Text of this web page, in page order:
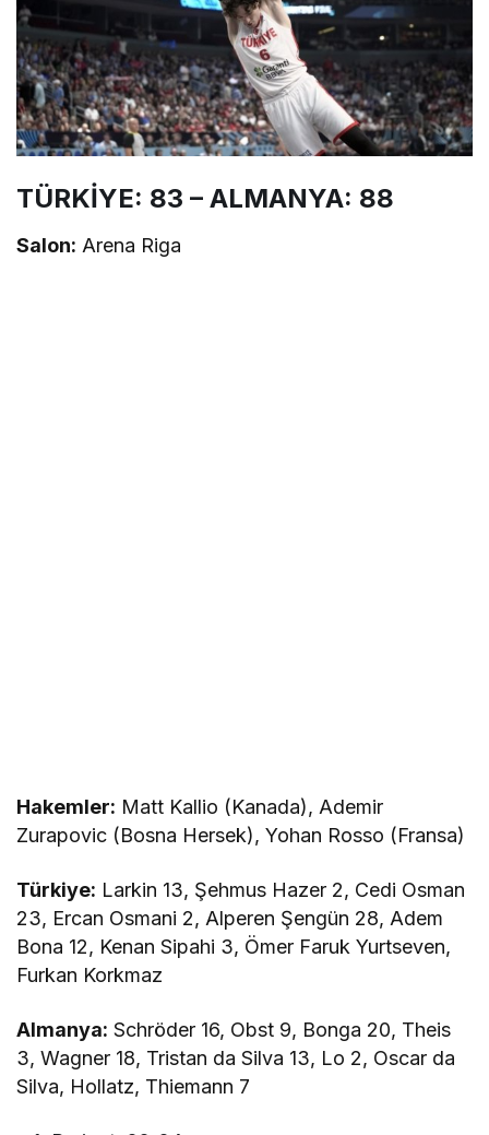
TÜRKİYE: 83 – ALMANYA: 88
Salon: Arena Riga
Hakemler: Matt Kallio (Kanada), Ademir
Zurapovic (Bosna Hersek), Yohan Rosso (Fransa)
Türkiye: Larkin 13, Şehmus Hazer 2, Cedi Osman
23, Ercan Osmani 2, Alperen Şengün 28, Adem
Bona 12, Kenan Sipahi 3, Ömer Faruk Yurtseven,
Furkan Korkmaz
Almanya: Schröder 16, Obst 9, Bonga 20, Theis
3, Wagner 18, Tristan da Silva 13, Lo 2, Oscar da
Silva, Hollatz, Thiemann 7